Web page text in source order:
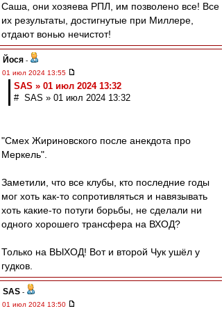
Саша, они хозяева РПЛ, им позволено все! Все
их результаты, достигнутые при Миллере,
отдают вонью нечистот!
Йося -
01 июл 2024 13:55
SAS » 01 июл 2024 13:32
# SAS » 01 июл 2024 13:32
"Смех Жириновского после анекдота про
Меркель".
Заметили, что все клубы, кто последние годы
мог хоть как-то сопротивляться и навязывать
хоть какие-то потуги борьбы, не сделали ни
одного хорошего трансфера на ВХОД?
Только на ВЫХОД! Вот и второй Чук ушёл у
гудков.
SAS -
01 июл 2024 13:50